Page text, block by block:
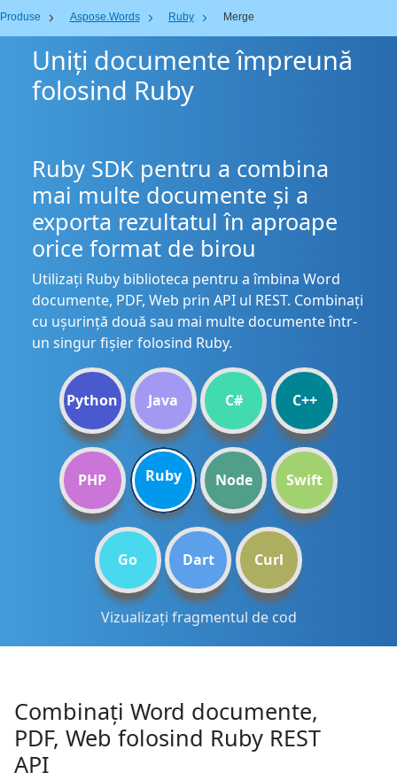
Produse Aspose.Words Ruby Merge
Uniți documente împreună
folosind Ruby
Ruby SDK pentru a combina
mai multe documente și a
exporta rezultatul în aproape
orice format de birou
Utilizați Ruby biblioteca pentru a îmbina Word
documente, PDF, Web prin API ul REST. Combinați
cu ușurință două sau mai multe documente într-
un singur fișier folosind Ruby.
Python Java C# C++
PHP Ruby Node Swift
Go Dart Curl
Vizualizați fragmentul de cod
Combinați Word documente,
PDF, Web folosind Ruby REST
API